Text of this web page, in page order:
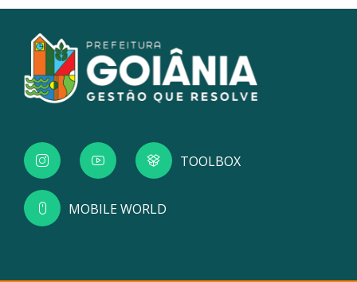
TOOLBOX
MOBILE WORLD